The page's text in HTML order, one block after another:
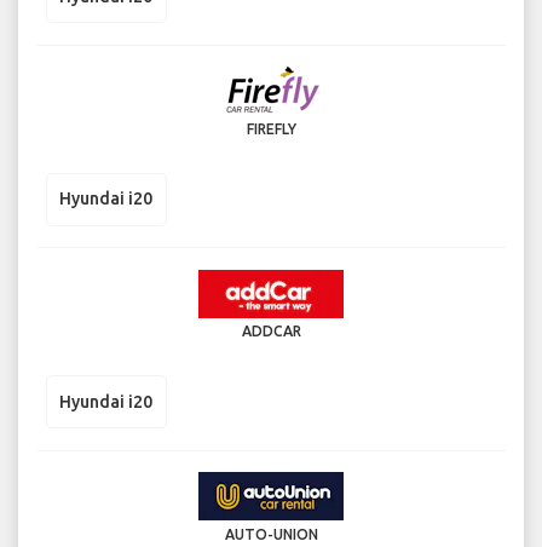
FIREFLY
Hyundai i20
ADDCAR
Hyundai i20
AUTO-UNION